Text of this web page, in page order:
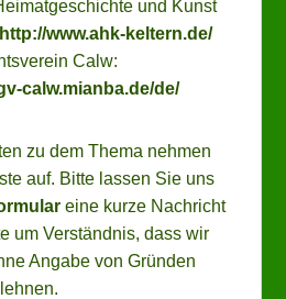
und Kunst
http://www.ahk-keltern.de/
Calw:
calw.mianba.de/de/
zu dem Thema nehmen
auf. Bitte lassen Sie uns
eine kurze Nachricht
um Verständnis, dass wir
Angabe von Gründen